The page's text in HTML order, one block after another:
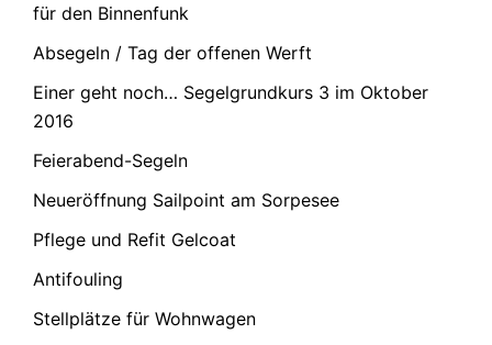
für den Binnenfunk
Absegeln / Tag der offenen Werft
Einer geht noch… Segelgrundkurs 3 im Oktober
2016
Feierabend-Segeln
Neueröffnung Sailpoint am Sorpesee
Pflege und Refit Gelcoat
Antifouling
Stellplätze für Wohnwagen